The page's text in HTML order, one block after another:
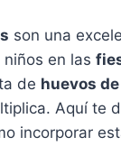
son una
en las
de huevos
Aquí te
incorporar